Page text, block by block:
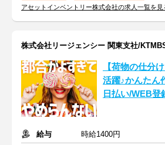
アセットインベントリー株式会社の求人一覧を見
株式会社リージェンシー 関東支社/
【荷物の仕分
活躍♪かんたん
日払い/WEB登
給与
時給1400円